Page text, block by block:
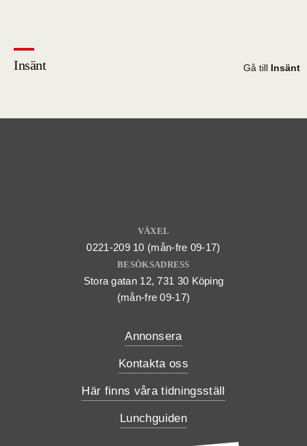
Insänt Gå till Insänt
VÄXEL
0221-209 10 (mån-fre 09-17)
BESÖKSADRESS
Stora gatan 12, 731 30 Köping
(mån-fre 09-17)
Annonsera
Kontakta oss
Här finns våra tidningsställ
Lunchguiden